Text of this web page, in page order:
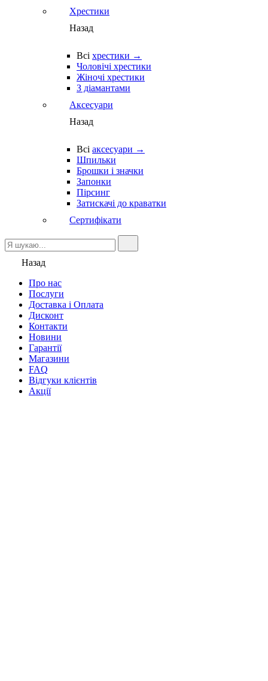
Хрестики
Назад
Всі хрестики →
Чоловічі хрестики
Жіночі хрестики
З діамантами
Аксесуари
Назад
Всі аксесуари →
Шпильки
Брошки і значки
Запонки
Пірсинг
Затискачі до краватки
Сертифікати
Назад
Про нас
Послуги
Доставка і Оплата
Дисконт
Контакти
Новини
Гарантії
Магазини
FAQ
Відгуки клієнтів
Акції